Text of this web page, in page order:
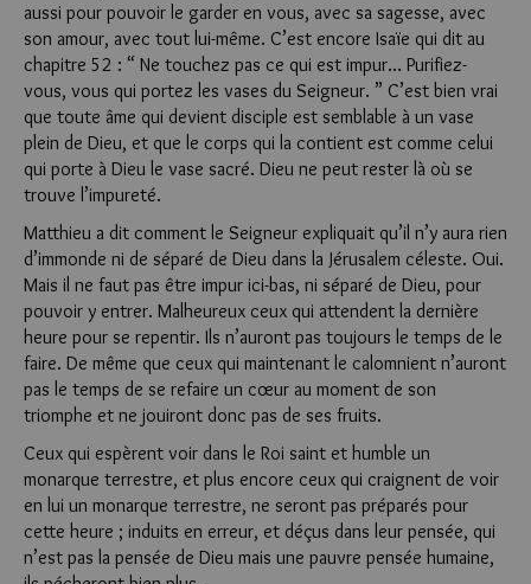
aussi pour pouvoir le garder en vous, avec sa sagesse, avec
son amour, avec tout lui-même. C’est encore Isaïe qui dit au
chapitre 52 : “ Ne touchez pas ce qui est impur… Purifiez-
vous, vous qui portez les vases du Seigneur. ” C’est bien vrai
que toute âme qui devient disciple est semblable à un vase
plein de Dieu, et que le corps qui la contient est comme celui
qui porte à Dieu le vase sacré. Dieu ne peut rester là où se
trouve l’impureté.
Matthieu a dit comment le Seigneur expliquait qu’il n’y aura rien
d’immonde ni de séparé de Dieu dans la Jérusalem céleste. Oui.
Mais il ne faut pas être impur ici-bas, ni séparé de Dieu, pour
pouvoir y entrer. Malheureux ceux qui attendent la dernière
heure pour se repentir. Ils n’auront pas toujours le temps de le
faire. De même que ceux qui maintenant le calomnient n’auront
pas le temps de se refaire un cœur au moment de son
triomphe et ne jouiront donc pas de ses fruits.
Ceux qui espèrent voir dans le Roi saint et humble un
monarque terrestre, et plus encore ceux qui craignent de voir
en lui un monarque terrestre, ne seront pas préparés pour
cette heure ; induits en erreur, et déçus dans leur pensée, qui
n’est pas la pensée de Dieu mais une pauvre pensée humaine,